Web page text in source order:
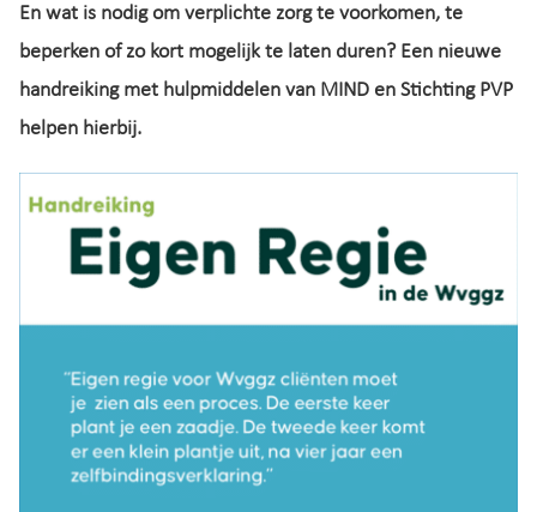
En wat is nodig om verplichte zorg te voorkomen, te
beperken of zo kort mogelijk te laten duren? Een nieuwe
handreiking met hulpmiddelen van MIND en Stichting PVP
helpen hierbij.